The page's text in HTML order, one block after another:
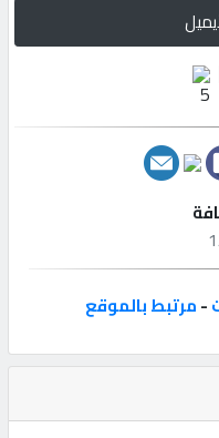
-مرتبط بالموقع